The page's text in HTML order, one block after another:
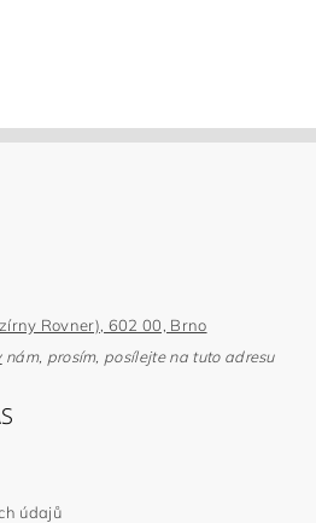
Rovner), 602 00, Brno
nám, prosím, posílejte na tuto adresu
údajů